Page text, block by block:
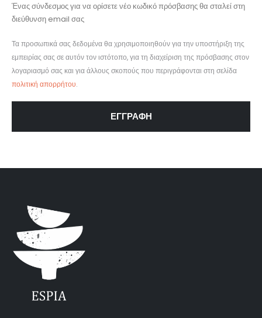
Ένας σύνδεσμος για να ορίσετε νέο κωδικό πρόσβασης θα σταλεί στη
διεύθυνση email σας
Τα προσωπικά σας δεδομένα θα χρησιμοποιηθούν για την υποστήριξη της
εμπειρίας σας σε αυτόν τον ιστότοπο, για τη διαχείριση της πρόσβασης στον
λογαριασμό σας και για άλλους σκοπούς που περιγράφονται στη σελίδα
πολιτική απορρήτου.
ΕΓΓΡΑΦΉ